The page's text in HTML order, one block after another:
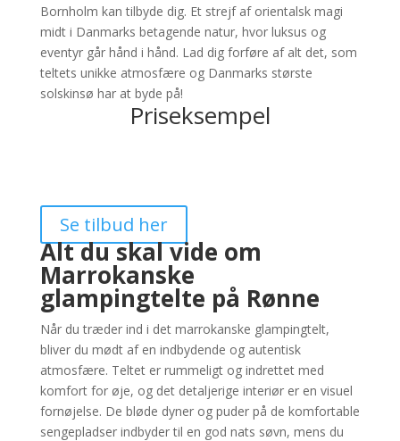
Bornholm kan tilbyde dig. Et strejf af orientalsk magi
midt i Danmarks betagende natur, hvor luksus og
eventyr går hånd i hånd. Lad dig forføre af alt det, som
teltets unikke atmosfære og Danmarks største
solskinsø har at byde på!
Priseksempel
Se tilbud her
Alt du skal vide om
Marrokanske
glampingtelte på Rønne
Når du træder ind i det marrokanske glampingtelt,
bliver du mødt af en indbydende og autentisk
atmosfære. Teltet er rummeligt og indrettet med
komfort for øje, og det detaljerige interiør er en visuel
fornøjelse. De bløde dyner og puder på de komfortable
sengepladser indbyder til en god nats søvn, mens du